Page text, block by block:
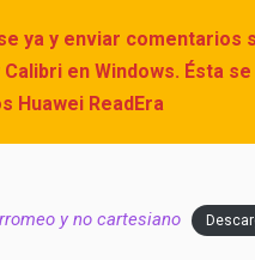
ya y enviar comentarios
en Windows. Ésta
Huawei ReadEra
y no cartesiano